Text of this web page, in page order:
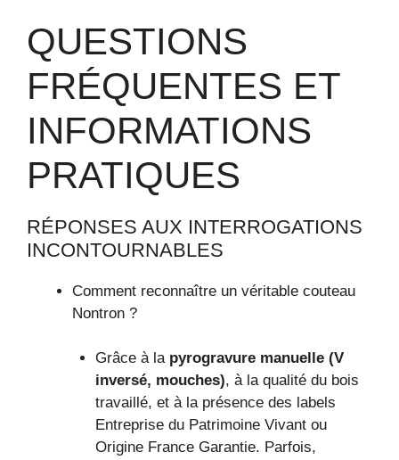
QUESTIONS
FRÉQUENTES ET
INFORMATIONS
PRATIQUES
RÉPONSES AUX INTERROGATIONS
INCONTOURNABLES
Comment reconnaître un véritable couteau
Nontron ?
Grâce à la pyrogravure manuelle (V
inversé, mouches), à la qualité du bois
travaillé, et à la présence des labels
Entreprise du Patrimoine Vivant ou
Origine France Garantie. Parfois,